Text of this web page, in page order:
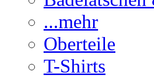
...mehr
Oberteile
T-Shirts